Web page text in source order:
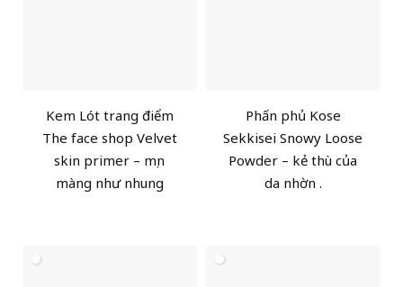
Kem Lót trang điểm
The face shop Velvet
skin primer – mịn
màng như nhung
Phấn phủ Kose
Sekkisei Snowy Loose
Powder – kẻ thù của
da nhờn .